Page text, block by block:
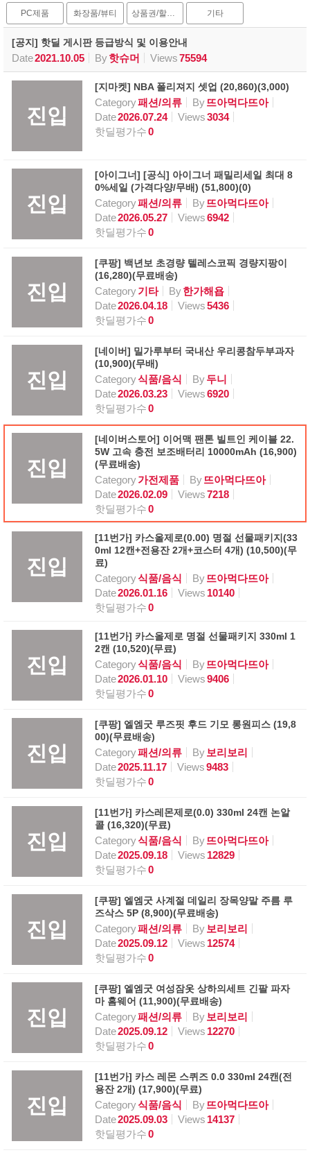
PC제품 화장품/뷰티 상품권/할인권 기타
[공지] 핫딜 게시판 등급방식 및 이용안내
Date2021.10.05 By핫슈머 Views75594
진입
[지마켓] NBA 폴리져지 셋업 (20,860)(3,000)
Category패션/의류 By뜨아먹다뜨아
Date2026.07.24 Views3034
핫딜평가수0
진입
[아이그너] [공식] 아이그너 패밀리세일 최대 8
0%세일 (가격다양/무배) (51,800)(0)
Category패션/의류 By뜨아먹다뜨아
Date2026.05.27 Views6942
핫딜평가수0
진입
[쿠팡] 백년보 초경량 텔레스코픽 경량지팡이
(16,280)(무료배송)
Category기타 By한가해욥
Date2026.04.18 Views5436
핫딜평가수0
진입
[네이버] 밀가루부터 국내산 우리콩참두부과자
(10,900)(무배)
Category식품/음식 By두니
Date2026.03.23 Views6920
핫딜평가수0
진입
[네이버스토어] 이어맥 팬톤 빌트인 케이블 22.
5W 고속 충전 보조배터리 10000mAh (16,900)
(무료배송)
Category가전제품 By뜨아먹다뜨아
Date2026.02.09 Views7218
핫딜평가수0
진입
[11번가] 카스올제로(0.00) 명절 선물패키지(33
0ml 12캔+전용잔 2개+코스터 4개) (10,500)(무
료)
Category식품/음식 By뜨아먹다뜨아
Date2026.01.16 Views 10140
핫딜평가수0
진입
[11번가] 카스올제로 명절 선물패키지 330ml 1
2캔 (10,520)(무료)
Category식품/음식 By뜨아먹다뜨아
Date2026.01.10 Views9406
핫딜평가수0
진입
[쿠팡] 엘엠굿 루즈핏 후드 기모 롱원피스 (19,8
00)(무료배송)
Category패션/의류 By 보리보리
Date2025.11.17 Views9483
핫딜평가수0
진입
[11번가] 카스레몬제로(0.0) 330ml 24캔 논알
콜 (16,320)(무료)
Category식품/음식 By뜨아먹다뜨아
Date2025.09.18 Views 12829
핫딜평가수0
진입
[쿠팡] 엘엠굿 사계절 데일리 장목양말 주름 루
즈삭스 5P (8,900)(무료배송)
Category패션/의류 By 보리보리
Date2025.09.12 Views 12574
핫딜평가수0
진입
[쿠팡] 엘엠굿 여성잠옷 상하의세트 긴팔 파자
마 홈웨어 (11,900)(무료배송)
Category패션/의류 By 보리보리
Date2025.09.12 Views 12270
핫딜평가수0
진입
[11번가] 카스 레몬 스퀴즈 0.0 330ml 24캔(전
용잔 2개) (17,900)(무료)
Category식품/음식 By뜨아먹다뜨아
Date2025.09.03 Views 14137
핫딜평가수0